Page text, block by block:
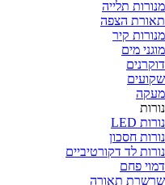
מנורות תלייה
תאורת הצפה
מנורות קיר
מוגני מים
דוקרנים
שקועים
מעקה
נורות
נורות LED
נורות חסכון
נורות לד דקורטיביים
דמוי פחם
שרשרת תאורה